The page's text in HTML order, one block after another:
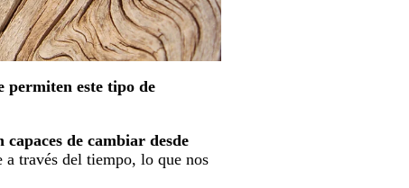
permiten este tipo de
capaces de cambiar desde
a través del tiempo, lo que nos